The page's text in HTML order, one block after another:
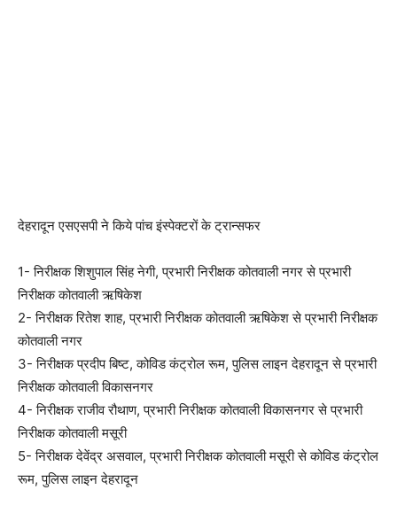
देहरादून एसएसपी ने किये पांच इंस्पेक्टरों के ट्रान्सफर
1- निरीक्षक शिशुपाल सिंह नेगी, प्रभारी निरीक्षक कोतवाली नगर से प्रभारी
निरीक्षक कोतवाली ऋषिकेश
2- निरीक्षक रितेश शाह, प्रभारी निरीक्षक कोतवाली ऋषिकेश से प्रभारी निरीक्षक
कोतवाली नगर
3- निरीक्षक प्रदीप बिष्ट, कोविड कंट्रोल रूम, पुलिस लाइन देहरादून से प्रभारी
निरीक्षक कोतवाली विकासनगर
4- निरीक्षक राजीव रौथाण, प्रभारी निरीक्षक कोतवाली विकासनगर से प्रभारी
निरीक्षक कोतवाली मसूरी
5- निरीक्षक देवेंद्र असवाल, प्रभारी निरीक्षक कोतवाली मसूरी से कोविड कंट्रोल
रूम, पुलिस लाइन देहरादून